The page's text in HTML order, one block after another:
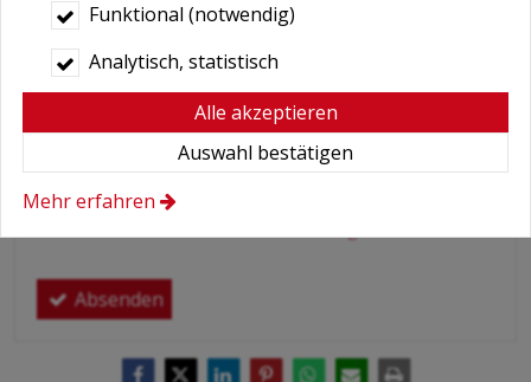
Bedingungen*
Hiermit autorisiere ich die Behandlung
meiner persönlichen Daten.
Absenden
Funktional (notwendig)
Analytisch, statistisch
Alle akzeptieren
Auswahl bestätigen
Mehr erfahren